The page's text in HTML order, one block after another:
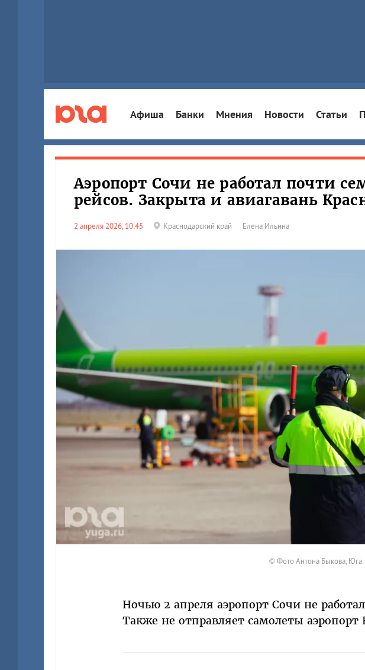
Афиша Банки Мнения Новости Статьи
Аэропорт Сочи не работал почти
рейсов. Закрыта и авиагавань
2 апреля 2026, 10:45 Краснодарский край Елена Ильина
© Фото Антона Быкова,
Ночью 2 апреля аэропорт Сочи не
Также не отправляет самолеты аэропорт